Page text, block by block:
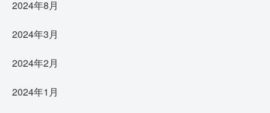
2024年8月
2024年3月
2024年2月
2024年1月